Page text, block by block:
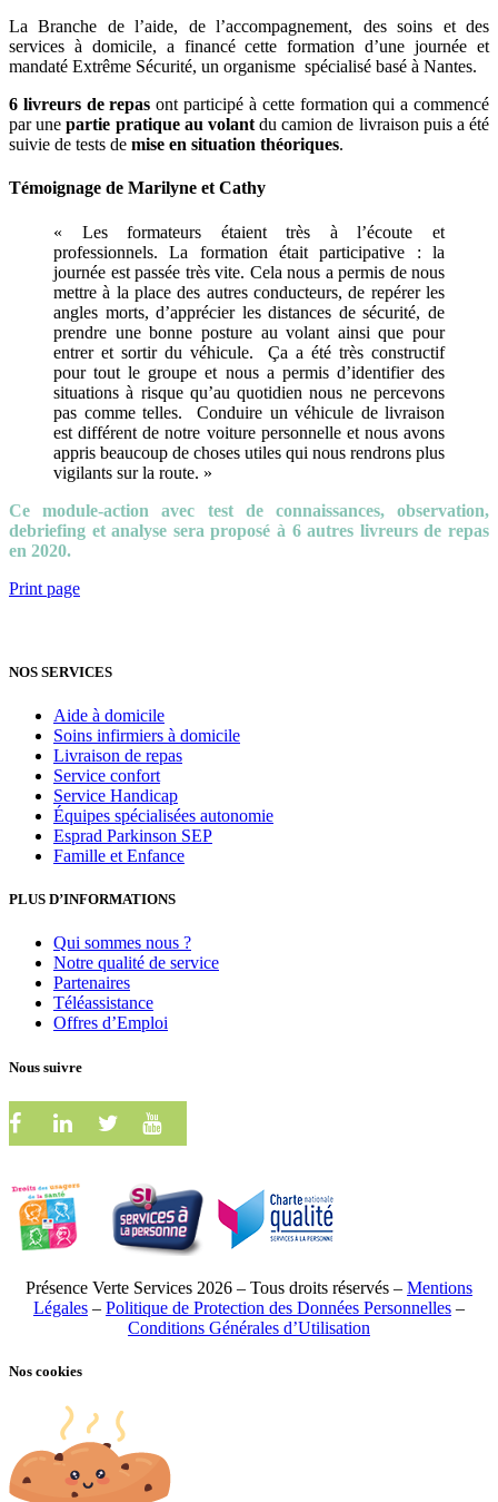
La Branche de l’aide, de l’accompagnement, des soins et des
services à domicile, a financé cette formation d’une journée et
mandaté Extrême Sécurité, un organisme spécialisé basé à Nantes.
6 livreurs de repasont participé à cette formation qui a commencé
par unepartie pratique au volantdu camion de livraison puis a été
suivie de tests de mise en situation théoriques.
Témoignage de Marilyne et Cathy
« Les formateurs étaient très à l’écoute et
professionnels. La formation était participative : la
journée est passée très vite. Cela nous a permis de nous
mettre à la place des autres conducteurs, de repérer les
angles morts, d’apprécier les distances de sécurité, de
prendre une bonne posture au volant ainsi que pour
entrer et sortir du véhicule. Ça a été très constructif
pour tout le groupe et nous a permis d’identifier des
situations à risque qu’au quotidien nous ne percevons
pas comme telles. Conduire un véhicule de livraison
est différent de notre voiture personnelle et nous avons
appris beaucoup de choses utiles qui nous rendrons plus
vigilants sur la route. »
Ce module-action avec test de connaissances, observation,
debriefing et analyse sera proposé à 6 autres livreurs de repas
en 2020.
Print page
NOS SERVICES
Aide à domicile
Soins infirmiers à domicile
Livraison de repas
Service confort
Service Handicap
Équipes spécialisées autonomie
Esprad Parkinson SEP
Famille et Enfance
PLUS D’INFORMATIONS
Qui sommes nous ?
Notre qualité de service
Partenaires
Téléassistance
Offres d’Emploi
Nous suivre
Présence Verte Services 2026 – Tous droits réservés – Mentions
Légales – Politique de Protection des Données Personnelles –
Conditions Générales d’Utilisation
Nos cookies